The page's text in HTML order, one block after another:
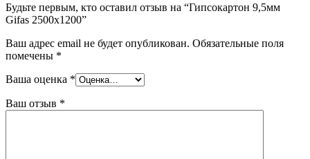
Будьте первым, кто оставил отзыв на “Гипсокартон 9,5мм
Gifas 2500х1200”
Ваш адрес email не будет опубликован. Обязательные поля
помечены *
Ваша оценка *
Ваш отзыв *